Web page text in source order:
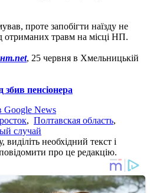
проте запобігти наїзду не
отриманих травм на місці НП.
, 25 червня в Хмельницькій
збив пенсіонера
Google News
, Полтавская область,
случай
необхідний текст і
про це редакцію.